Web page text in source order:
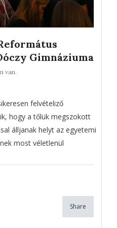
Gimnáziuma
van.
felvételiző
hogy a tőlük megszokott
álljanak helyt az egyetemi
most véletlenül
Share